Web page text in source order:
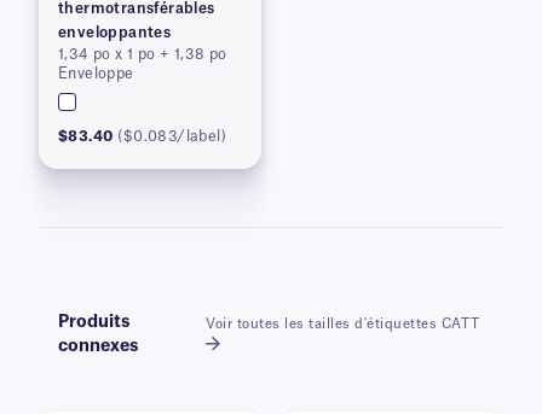
thermotransférables
enveloppantes
1,34 po x 1 po + 1,38 po
Enveloppe
$83.40 ($0.083/label)
Produits
connexes
Voir toutes les tailles d'étiquettes CATT